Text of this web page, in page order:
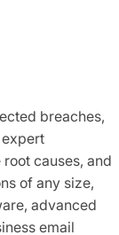
breaches,
causes, and
of any size,
advanced
email